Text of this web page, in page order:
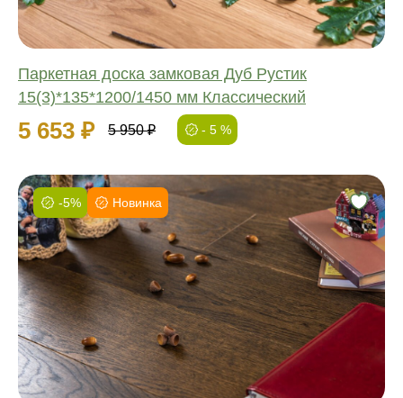
Паркетная доска замковая Дуб Рустик
15(3)*135*1200/1450 мм Классический
5 653 ₽ 5 950 ₽ - 5 %
-5% Новинка
Фаска:
Соединение:
Обработка:
Длина:
Ширина:
Толщина: